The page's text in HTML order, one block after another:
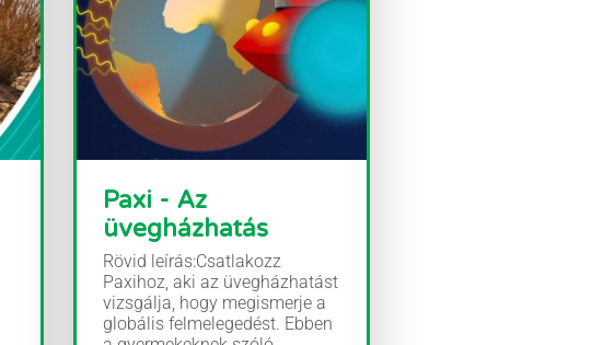
Paxi - Az
üvegházhatás
Rövid leírás:Csatlakozz
Paxihoz, aki az üvegházhatást
vizsgálja, hogy megismerje a
globális felmelegedést. Ebben